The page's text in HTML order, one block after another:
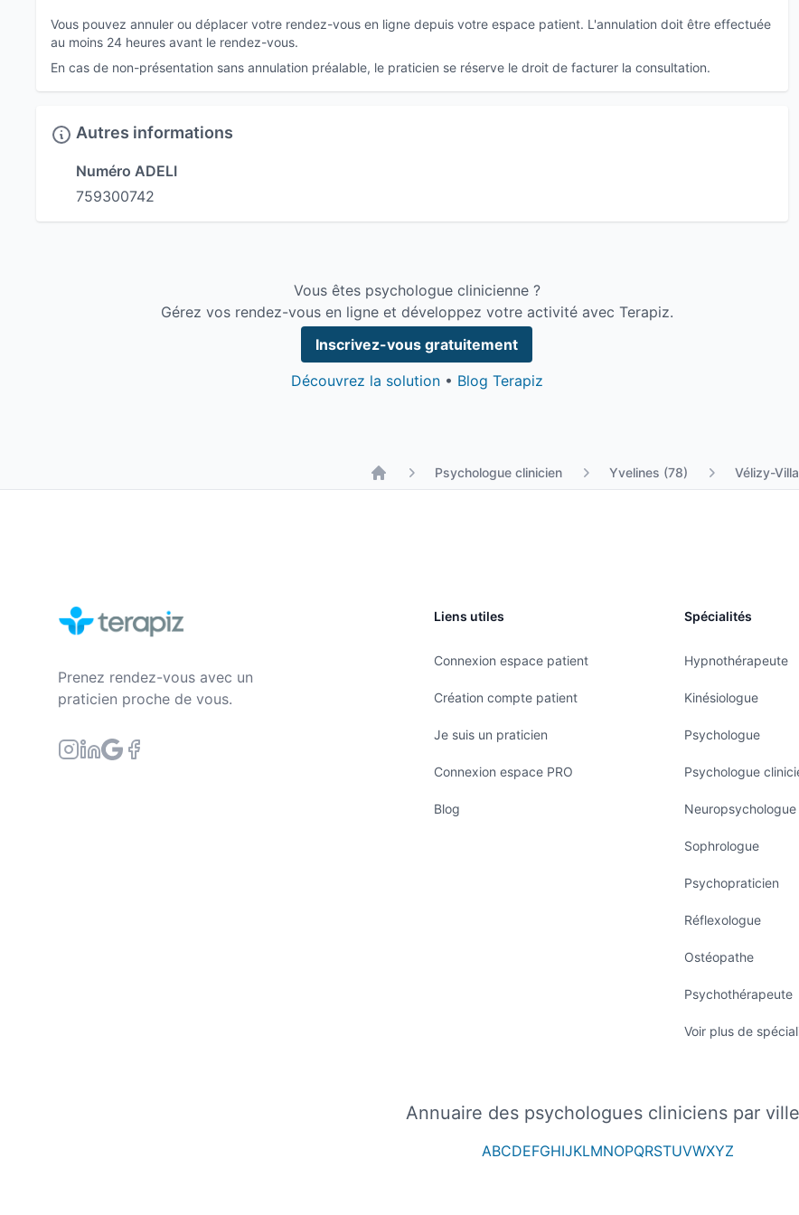
Vous pouvez annuler ou déplacer votre rendez-vous en ligne depuis votre espace patient. L'annulation doit être effectuée
au moins 24 heures avant le rendez-vous.
En cas de non-présentation sans annulation préalable, le praticien se réserve le droit de facturer la consultation.
Autres informations
Numéro ADELI
759300742
Vous êtes psychologue clinicienne ?
Gérez vos rendez-vous en ligne et développez votre activité avec Terapiz.
Inscrivez-vous gratuitement
Découvrez la solution• Blog Terapiz
Psychologue clinicien Yvelines (78) Vélizy-
Prenez rendez-vous avec un
praticien proche de vous.
Liens utiles
Connexion espace patient
Création compte patient
Je suis un praticien
Connexion espace PRO
Blog
Spécialités
Hypnothérapeute
Kinésiologue
Psychologue
Psychologue
Neuropsychologue
Sophrologue
Psychopraticien
Réflexologue
Ostéopathe
Psychothérapeute
Voir plus de
Annuaire des psychologues cliniciens par
ABCDEFGHIJKLMNOPQRSTUVWXYZ